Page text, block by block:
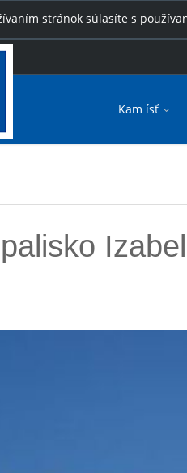
stránok súlasíte s
Kam ísť